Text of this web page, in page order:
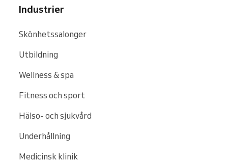
Industrier
Skönhetssalonger
Utbildning
Wellness & spa
Fitness och sport
Hälso- och sjukvård
Underhållning
Medicinsk klinik